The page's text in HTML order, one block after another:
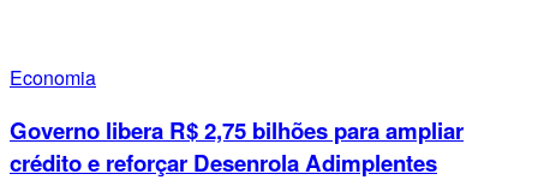
Economia
Governo libera R$ 2,75 bilhões para ampliar
crédito e reforçar Desenrola Adimplentes